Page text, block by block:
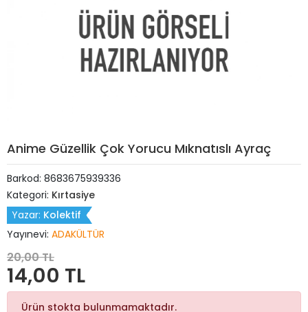
Anime Güzellik Çok Yorucu Mıknatıslı Ayraç
Barkod: 8683675939336
Kategori: Kırtasiye
Yazar: Kolektif
Yayınevi: ADAKÜLTÜR
20,00 TL
14,00 TL
Ürün stokta bulunmamaktadır.